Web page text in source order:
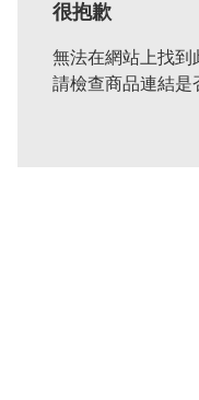
很抱歉
無法在網站上找到
請檢查商品連結是